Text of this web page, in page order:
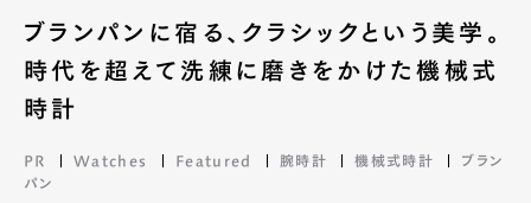
ブランパンに宿る、クラシックという美学。
時代を超えて洗練に磨きをかけた機械式
時計
PR Watches Featured 腕時計 機械式時計
ブラン
パン